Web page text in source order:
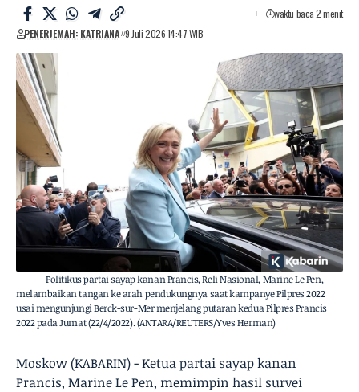
PENERJEMAH: KATRIANA 9 Juli 2026 14:47 WIB
waktu baca 2 menit
Politikus partai sayap kanan Prancis, Reli Nasional, Marine Le Pen,
melambaikan tangan ke arah pendukungnya saat kampanye Pilpres 2022
usai mengunjungi Berck-sur-Mer menjelang putaran kedua Pilpres Prancis
2022 pada Jumat (22/4/2022). (ANTARA/REUTERS/Yves Herman)
Moskow (KABARIN) - Ketua partai sayap kanan
Prancis, Marine Le Pen, memimpin hasil survei